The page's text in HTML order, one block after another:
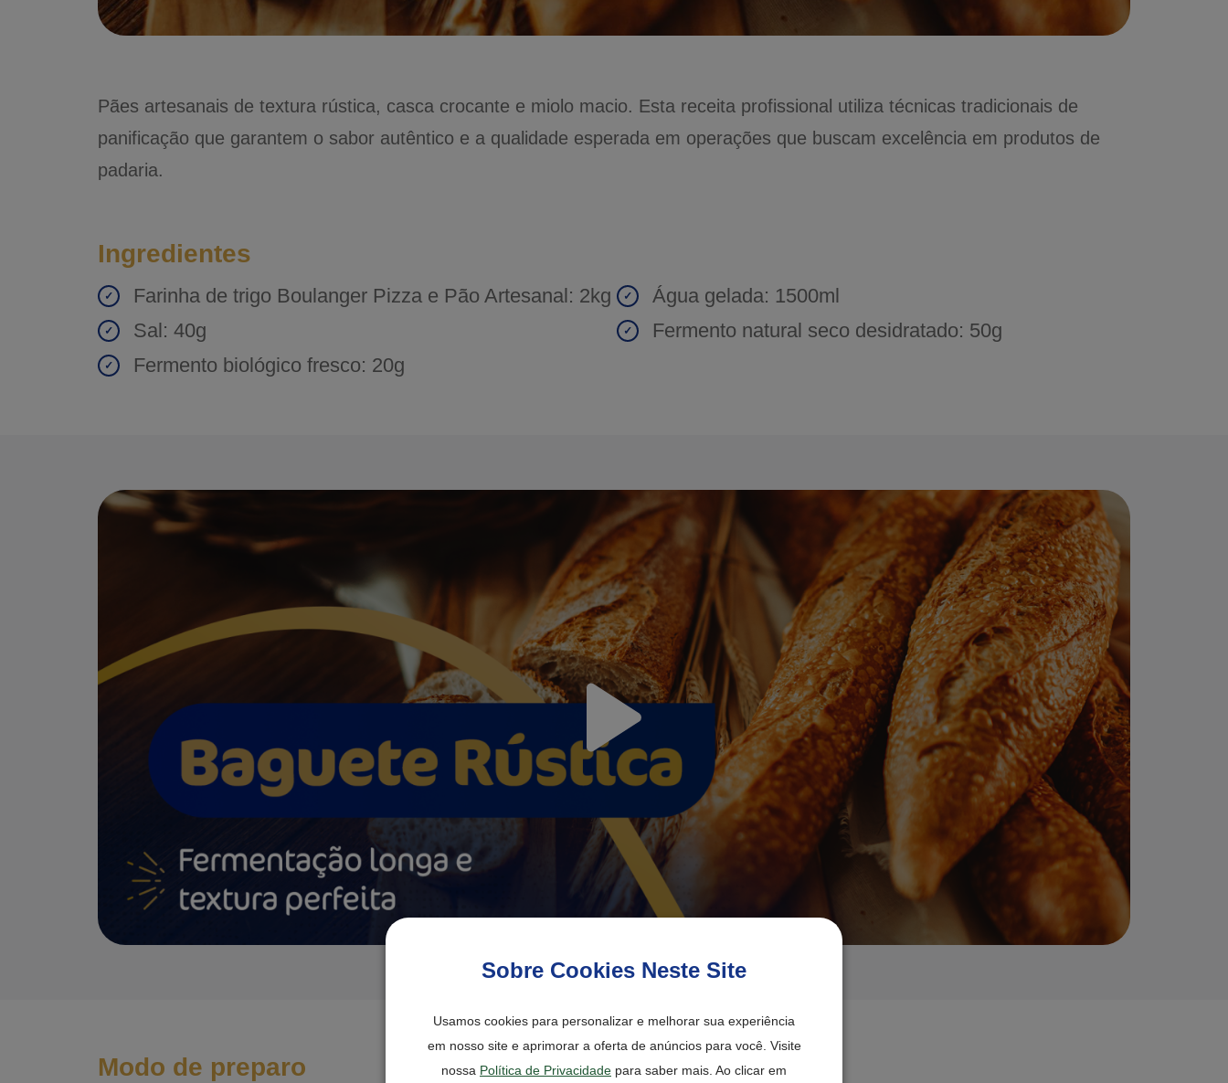
Pães artesanais de textura rústica, casca crocante e miolo macio. Esta receita profissional utiliza técnicas tradicionais de
panificação que garantem o sabor autêntico e a qualidade esperada em operações que buscam excelência em produtos de
padaria.
Ingredientes
Farinha de trigo Boulanger Pizza e Pão Artesanal: 2kg
Água gelada: 1500ml
Sal: 40g
Fermento natural seco desidratado: 50g
Fermento biológico fresco: 20g
Modo de preparo
Sobre Cookies Neste Site
Usamos cookies para personalizar e melhorar sua experiência
em nosso site e aprimorar a oferta de anúncios para você. Visite
nossa Política de Privacidade para saber mais. Ao clicar em